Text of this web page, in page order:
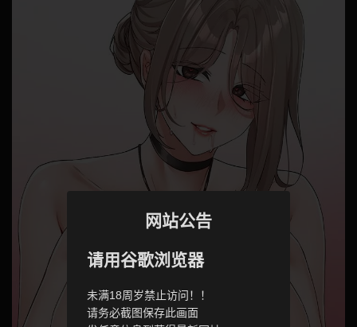
网站公告
请用谷歌浏览器
未满18周岁禁止访问！！
请务必截图保存此画面